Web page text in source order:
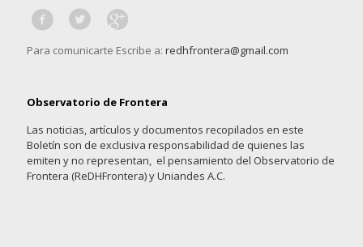
Para comunicarte Escribe a: redhfrontera@gmail.com
Observatorio de Frontera
Las noticias, artículos y documentos recopilados en este
Boletín son de exclusiva responsabilidad de quienes las
emiten y no representan, el pensamiento del Observatorio de
Frontera (ReDHFrontera) y Uniandes A.C.